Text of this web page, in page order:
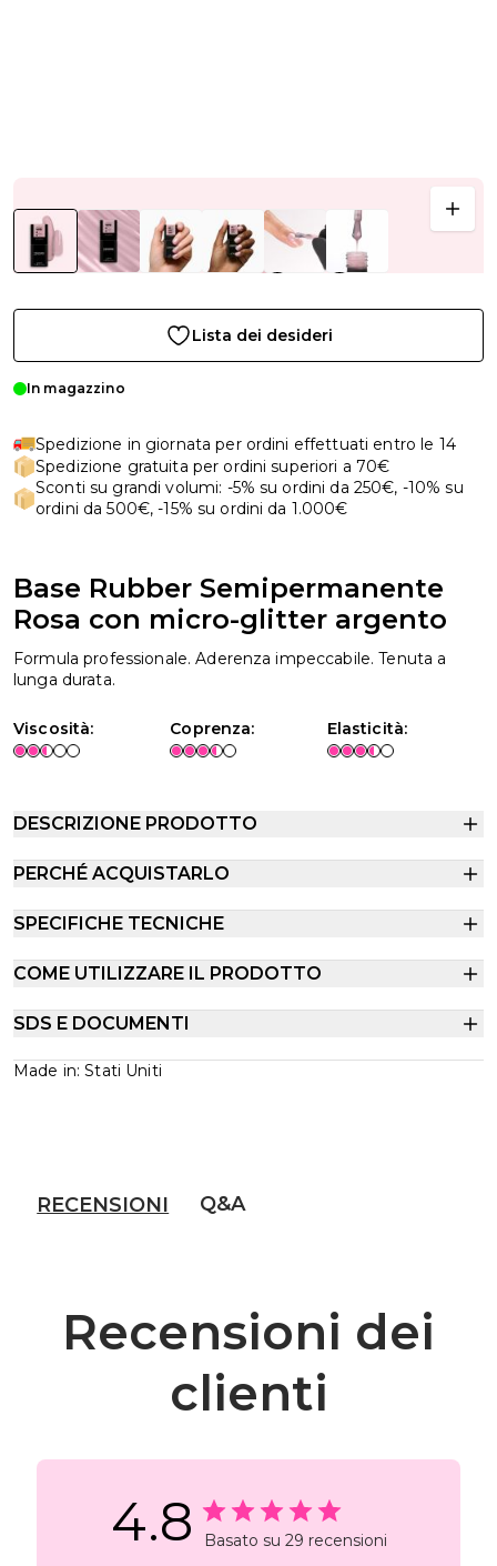
Lista dei desideri
In magazzino
Spedizione in giornata per ordini effettuati entro le 14
Spedizione gratuita per ordini superiori a 70€
Sconti su grandi volumi: -5% su ordini da 250€, -10% su
ordini da 500€, -15% su ordini da 1.000€
Base Rubber Semipermanente
Rosa con micro-glitter argento
Formula professionale. Aderenza impeccabile. Tenuta a
lunga durata.
Viscosità: Coprenza: Elasticità:
DESCRIZIONE PRODOTTO
PERCHÉ ACQUISTARLO
SPECIFICHE TECNICHE
COME UTILIZZARE IL PRODOTTO
SDS E DOCUMENTI
Made in: Stati Uniti
RECENSIONI Q&A
Recensioni dei
clienti
4.8 Basato su 29 recensioni